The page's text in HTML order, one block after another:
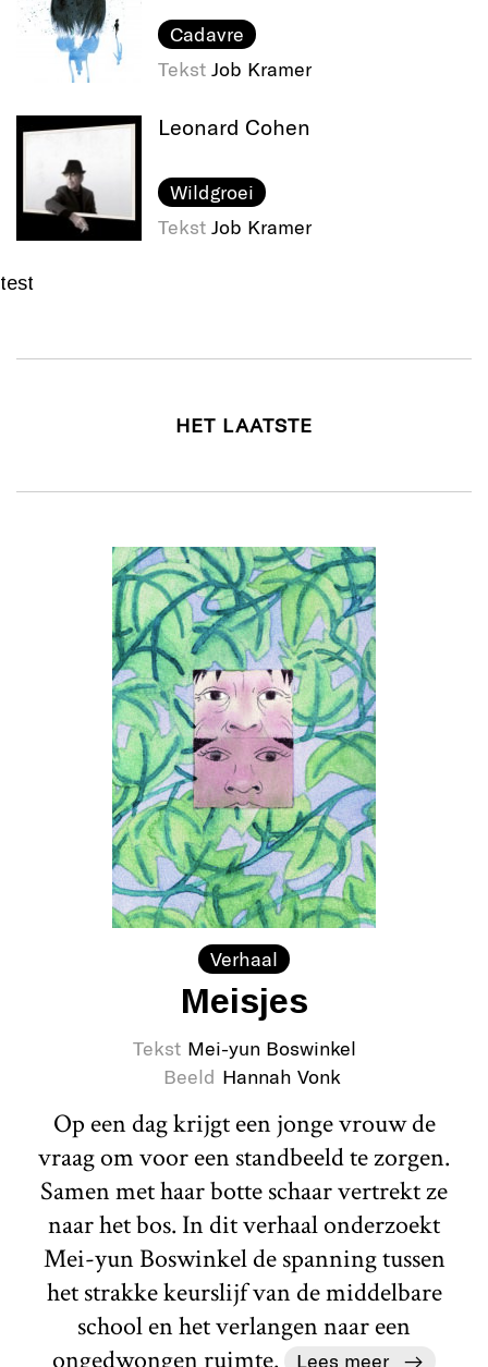
Cadavre
Tekst Job Kramer
Leonard Cohen
Wildgroei
Tekst Job Kramer
test
HET LAATSTE
Verhaal
Meisjes
Tekst Mei-yun Boswinkel
Beeld Hannah Vonk
Op een dag krijgt een jonge vrouw de
vraag om voor een standbeeld te zorgen.
Samen met haar botte schaar vertrekt ze
naar het bos. In dit verhaal onderzoekt
Mei-yun Boswinkel de spanning tussen
het strakke keurslijf van de middelbare
school en het verlangen naar een
Lees meer